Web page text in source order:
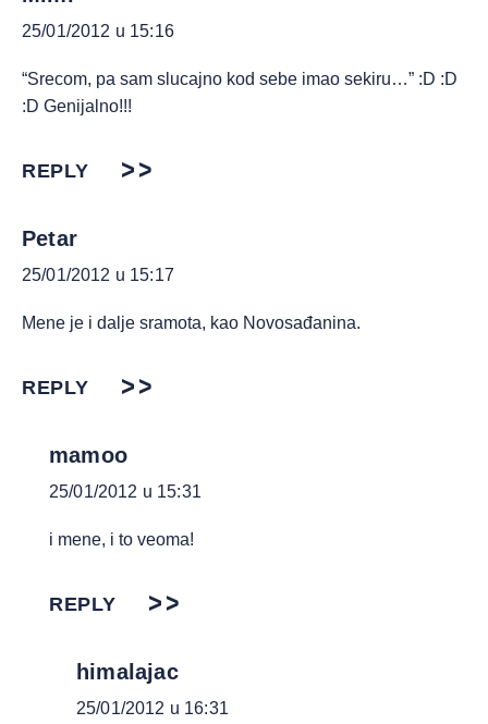
25/01/2012 u 15:16
“Srecom, pa sam slucajno kod sebe imao sekiru…” :D :D
:D Genijalno!!!
REPLY
Petar
25/01/2012 u 15:17
Mene je i dalje sramota, kao Novosađanina.
REPLY
mamoo
25/01/2012 u 15:31
i mene, i to veoma!
REPLY
himalajac
25/01/2012 u 16:31